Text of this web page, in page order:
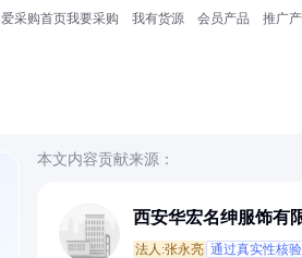
爱采购首页我要采购 我有货源 会员产品 推广
本文内容贡献来源：
西安华宏名绅服饰有
法人:张永亮 通过真实性核验